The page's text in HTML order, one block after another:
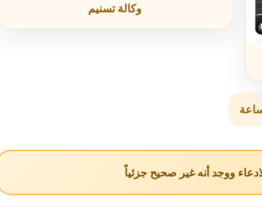
وكالة تسنيم
ووجد أنه غير صحيح جزئياً